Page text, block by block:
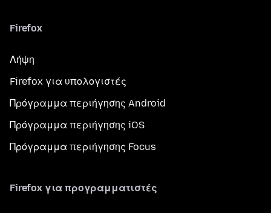
Firefox
Λήψη
Firefox για υπολογιστές
Πρόγραμμα περιήγησης Android
Πρόγραμμα περιήγησης iOS
Πρόγραμμα περιήγησης Focus
Firefox για προγραμματιστές